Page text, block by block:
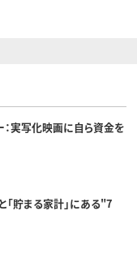
：実写化映画に自ら資金を
「貯まる家計」にある"7